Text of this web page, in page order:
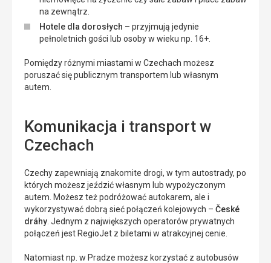
na zewnątrz.
Hotele dla dorosłych – przyjmują jedynie
pełnoletnich gości lub osoby w wieku np. 16+.
Pomiędzy różnymi miastami w Czechach możesz
poruszać się publicznym transportem lub własnym
autem.
Komunikacja i transport w
Czechach
Czechy zapewniają znakomite drogi, w tym autostrady, po
których możesz jeździć własnym lub wypożyczonym
autem. Możesz też podróżować autokarem, ale i
wykorzystywać dobrą sieć połączeń kolejowych – České
dráhy . Jednym z największych operatorów prywatnych
połączeń jest RegioJet z biletami w atrakcyjnej cenie.
Natomiast np. w Pradze możesz korzystać z autobusów